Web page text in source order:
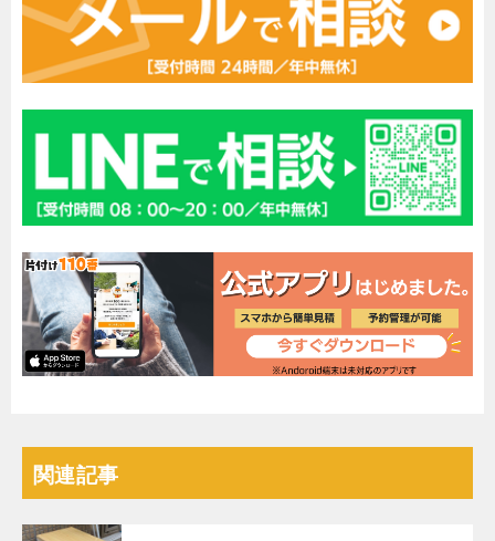
関連記事